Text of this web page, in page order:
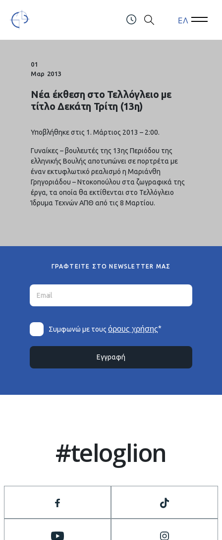
Open Menu ΕΛ Open
01
Μαρ 2013
Νέα έκθεση στο Τελλόγλειο με
τίτλο Δεκάτη Τρίτη (13η)
Υποβλήθηκε στις 1. Μάρτιος 2013 – 2:00.
Γυναίκες – βουλευτές της 13ης Περιόδου της
ελληνικής Βουλής αποτυπώνει σε πορτρέτα με
έναν εκτυφλωτικό ρεαλισμό η Μαριάνθη
Γρηγοριάδου – Ντοκοπούλου στα ζωγραφικά της
έργα, τα οποία θα εκτίθενται στο Τελλόγλειο
Ίδρυμα Τεχνών ΑΠΘ από τις 8 Μαρτίου.
ΓΡΑΦΤΕΙΤΕ ΣΤΟ NEWSLETTER ΜΑΣ
Συμφωνώ με τουςόρους χρήσης*
Εγγραφή
#teloglion